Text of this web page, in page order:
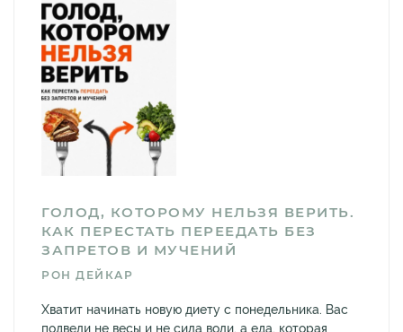
ГОЛОД, КОТОРОМУ НЕЛЬЗЯ ВЕРИТЬ.
КАК ПЕРЕСТАТЬ ПЕРЕЕДАТЬ БЕЗ
ЗАПРЕТОВ И МУЧЕНИЙ
РОН ДЕЙКАР
Хватит начинать новую диету с понедельника. Вас
подвели не весы и не сила воли, а еда, которая